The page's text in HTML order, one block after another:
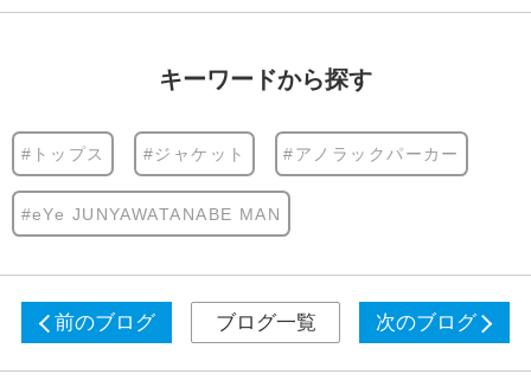
キーワードから探す
#トップス #ジャケット #アノラックパーカー
#eYe JUNYAWATANABE MAN
前のブログ ブログ一覧 次のブログ